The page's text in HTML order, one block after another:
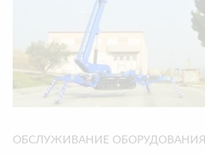
ОБСЛУЖИВАНИЕ ОБОРУДОВАНИЯ